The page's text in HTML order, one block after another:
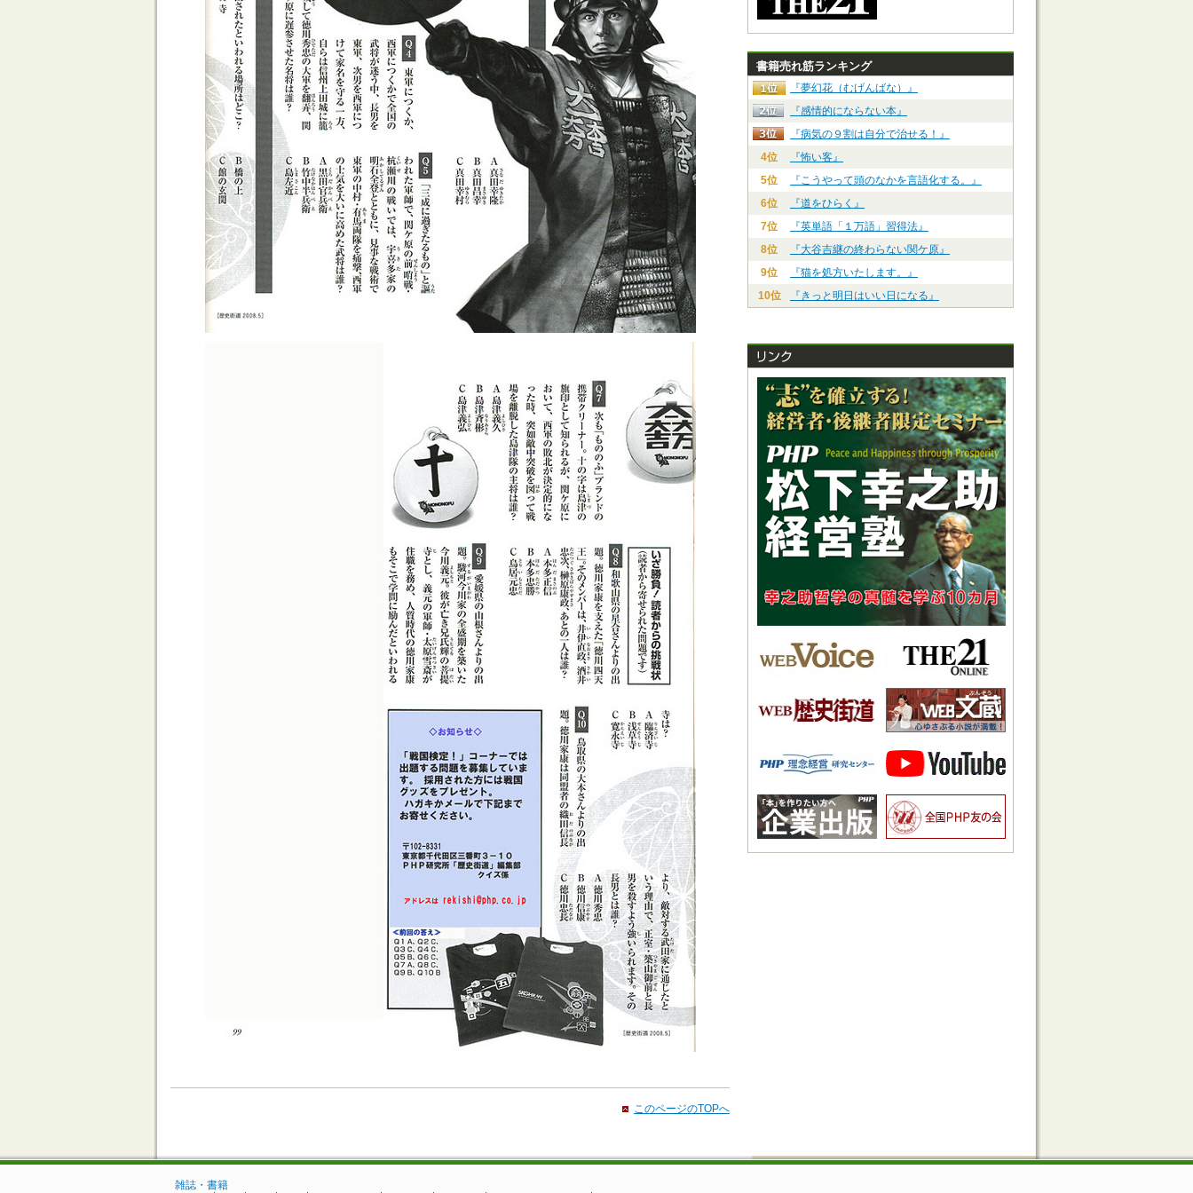
このページのTOPへ
書籍売れ筋ランキング
『夢幻花（むげんばな）』
『感情的にならない本』
『病気の９割は自分で治せる！』
4位
『怖い客』
5位
『こうやって頭のなかを言語化する。』
6位
『道をひらく』
7位
『英単語「１万語」習得法』
8位
『大谷吉継の終わらない関ケ原』
9位
『猫を処方いたします。』
10位
『きっと明日はいい日になる』
雑誌・書籍